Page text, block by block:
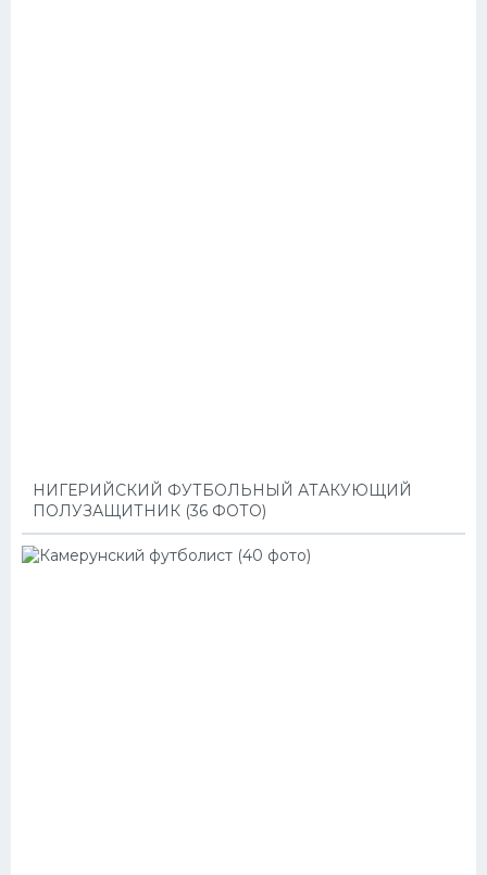
НИГЕРИЙСКИЙ ФУТБОЛЬНЫЙ АТАКУЮЩИЙ
ПОЛУЗАЩИТНИК (36 ФОТО)